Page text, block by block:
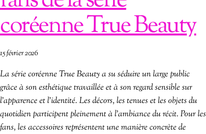
coréenne True Beauty
15 février 2026
La série coréenne True Beauty a su séduire un large public
grâce à son esthétique travaillée et à son regard sensible sur
l’apparence et l’identité. Les décors, les tenues et les objets du
quotidien participent pleinement à l’ambiance du récit. Pour les
fans, les accessoires représentent une manière concrète de